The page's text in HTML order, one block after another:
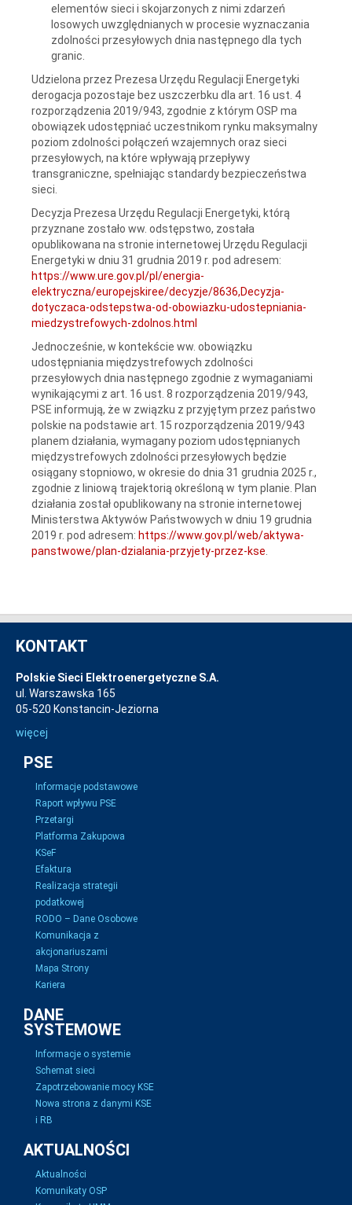
elementów sieci i skojarzonych z nimi zdarzeń
losowych uwzględnianych w procesie wyznaczania
zdolności przesyłowych dnia następnego dla tych
granic.
Udzielona przez Prezesa Urzędu Regulacji Energetyki
derogacja pozostaje bez uszczerbku dla art. 16 ust. 4
rozporządzenia 2019/943, zgodnie z którym OSP ma
obowiązek udostępniać uczestnikom rynku maksymalny
poziom zdolności połączeń wzajemnych oraz sieci
przesyłowych, na które wpływają przepływy
transgraniczne, spełniając standardy bezpieczeństwa
sieci.
Decyzja Prezesa Urzędu Regulacji Energetyki, którą
przyznane zostało ww. odstępstwo, została
opublikowana na stronie internetowej Urzędu Regulacji
Energetyki w dniu 31 grudnia 2019 r. pod adresem:
https://www.ure.gov.pl/pl/energia-
elektryczna/europejskiree/decyzje/8636,Decyzja-
dotyczaca-odstepstwa-od-obowiazku-udostepniania-
miedzystrefowych-zdolnos.html
Jednocześnie, w kontekście ww. obowiązku
udostępniania międzystrefowych zdolności
przesyłowych dnia następnego zgodnie z wymaganiami
wynikającymi z art. 16 ust. 8 rozporządzenia 2019/943,
PSE informują, że w związku z przyjętym przez państwo
polskie na podstawie art. 15 rozporządzenia 2019/943
planem działania, wymagany poziom udostępnianych
międzystrefowych zdolności przesyłowych będzie
osiągany stopniowo, w okresie do dnia 31 grudnia 2025 r.,
zgodnie z liniową trajektorią określoną w tym planie. Plan
działania został opublikowany na stronie internetowej
Ministerstwa Aktywów Państwowych w dniu 19 grudnia
2019 r. pod adresem: https://www.gov.pl/web/aktywa-
panstwowe/plan-dzialania-przyjety-przez-kse
KONTAKT
Polskie Sieci Elektroenergetyczne S.A.
ul. Warszawska 165
05-520 Konstancin-Jeziorna
więcej
PSE
Informacje podstawowe
Raport wpływu PSE
Przetargi
Platforma Zakupowa
KSeF
Efaktura
Realizacja strategii
podatkowej
RODO – Dane Osobowe
Komunikacja z
akcjonariuszami
Mapa Strony
Kariera
DANE
SYSTEMOWE
Informacje o systemie
Schemat sieci
Zapotrzebowanie mocy KSE
Nowa strona z danymi KSE
i RB
AKTUALNOŚCI
Aktualności
Komunikaty OSP